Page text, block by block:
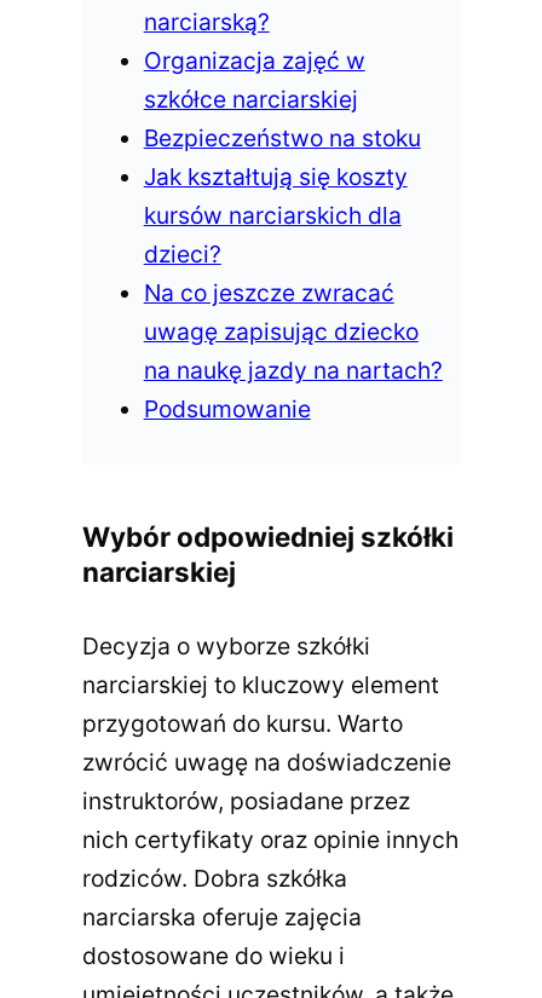
narciarską?
Organizacja zajęć w
szkółce narciarskiej
Bezpieczeństwo na stoku
Jak kształtują się koszty
kursów narciarskich dla
dzieci?
Na co jeszcze zwracać
uwagę zapisując dziecko
na naukę jazdy na nartach?
Podsumowanie
Wybór odpowiedniej szkółki
narciarskiej
Decyzja o wyborze szkółki
narciarskiej to kluczowy element
przygotowań do kursu. Warto
zwrócić uwagę na doświadczenie
instruktorów, posiadane przez
nich certyfikaty oraz opinie innych
rodziców. Dobra szkółka
narciarska oferuje zajęcia
dostosowane do wieku i